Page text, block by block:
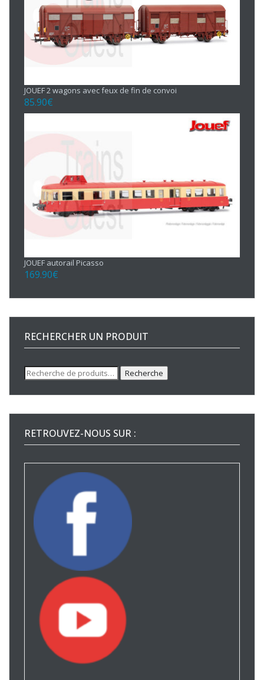
JOUEF 2 wagons avec feux de fin de convoi
85.90€
JOUEF autorail Picasso
169.90€
RECHERCHER UN PRODUIT
Recherche
pour :
Recherche
RETROUVEZ-NOUS SUR :